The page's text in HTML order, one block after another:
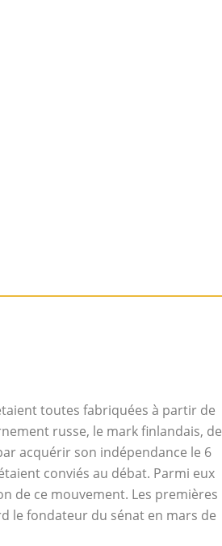
toutes fabriquées à partir de
russe, le mark finlandais, de
acquérir son indépendance le 6
conviés au débat. Parmi eux
de ce mouvement. Les premières
le fondateur du sénat en mars de